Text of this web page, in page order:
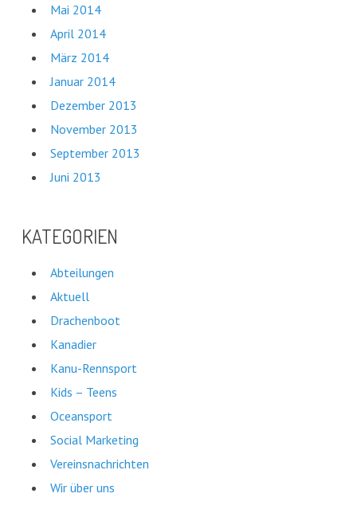
Mai 2014
April 2014
März 2014
Januar 2014
Dezember 2013
November 2013
September 2013
Juni 2013
KATEGORIEN
Abteilungen
Aktuell
Drachenboot
Kanadier
Kanu-Rennsport
Kids – Teens
Oceansport
Social Marketing
Vereinsnachrichten
Wir über uns